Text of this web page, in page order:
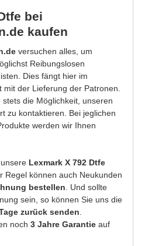
bei
kaufen
versuchen alles, um
Reibungslosen
Dies fängt hier im
der Lieferung der Patronen.
die Möglichkeit, unseren
zu kontaktieren. Bei jeglichen
werden wir Ihnen
Lexmark X 792 Dtfe
Regel können auch Neukunden
bestellen . Und sollte
sein, so können Sie uns die
zurück senden
noch 3 Jahre Garantie auf